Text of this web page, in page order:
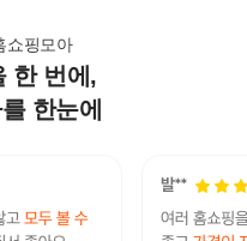
쇼핑모아
한 번에,
한눈에
주컵 맥주잔 하이볼잔